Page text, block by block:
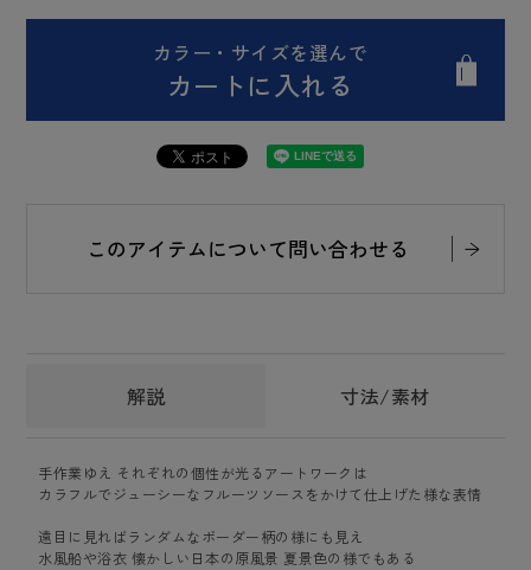
カラー・サイズを選んで
カートに入れる
このアイテムについて問い合わせる
解説 寸法/素材
手作業ゆえ それぞれの個性が光るアートワークは
カラフルでジューシーなフルーツソースをかけて仕上げた様な表情
遠目に見ればランダムなボーダー柄の様にも見え
水風船や浴衣 懐かしい日本の原風景 夏景色の様でもある